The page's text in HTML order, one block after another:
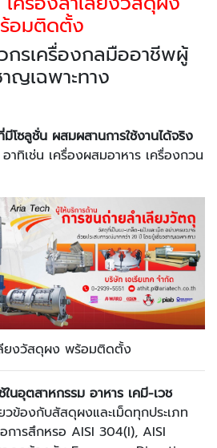
อมติดตั้ง
กรเครื่องกลมืออาชีพผู้
ญเฉพาะทาง
ซลูชั่น ผสมผสานการใช้งานได้จริง
ทิเช่น เครื่องผสมอาหาร เครื่องกวน
ลียงวัสดุผง พร้อมติดตั้ง
นอุตสาหกรรม อาหาร เคมี-เวช
ข้องกับสัสดุผงและเม็ดทุกประเภท
การสึกหรอ AISI 304(I), AISI